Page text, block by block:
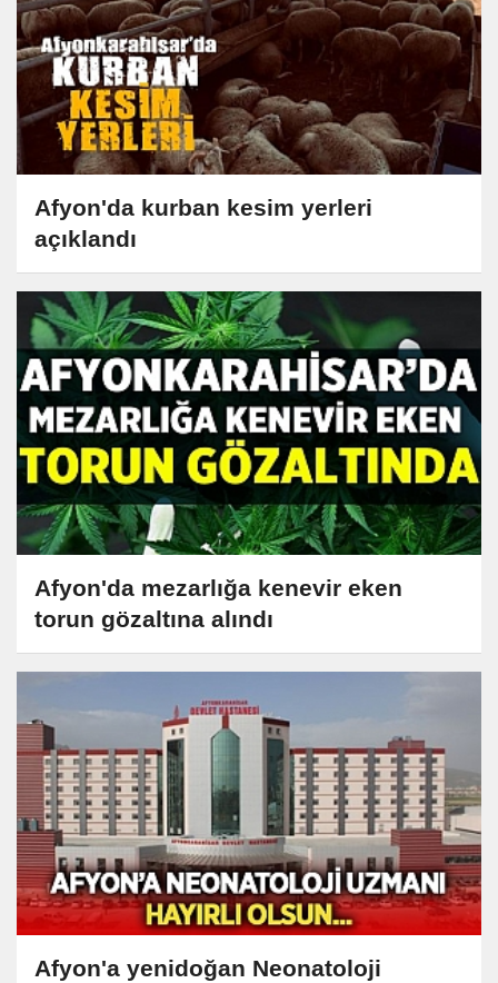
Afyon'da kurban kesim yerleri
açıklandı
Afyon'da mezarlığa kenevir eken
torun gözaltına alındı
Afyon'a yenidoğan Neonatoloji